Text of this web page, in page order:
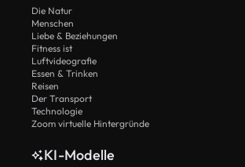
Die Natur
Menschen
Liebe & Beziehungen
Fitness ist
Luftvideografie
Essen & Trinken
Reisen
Der Transport
Technologie
Zoom virtuelle Hintergründe
KI-Modelle